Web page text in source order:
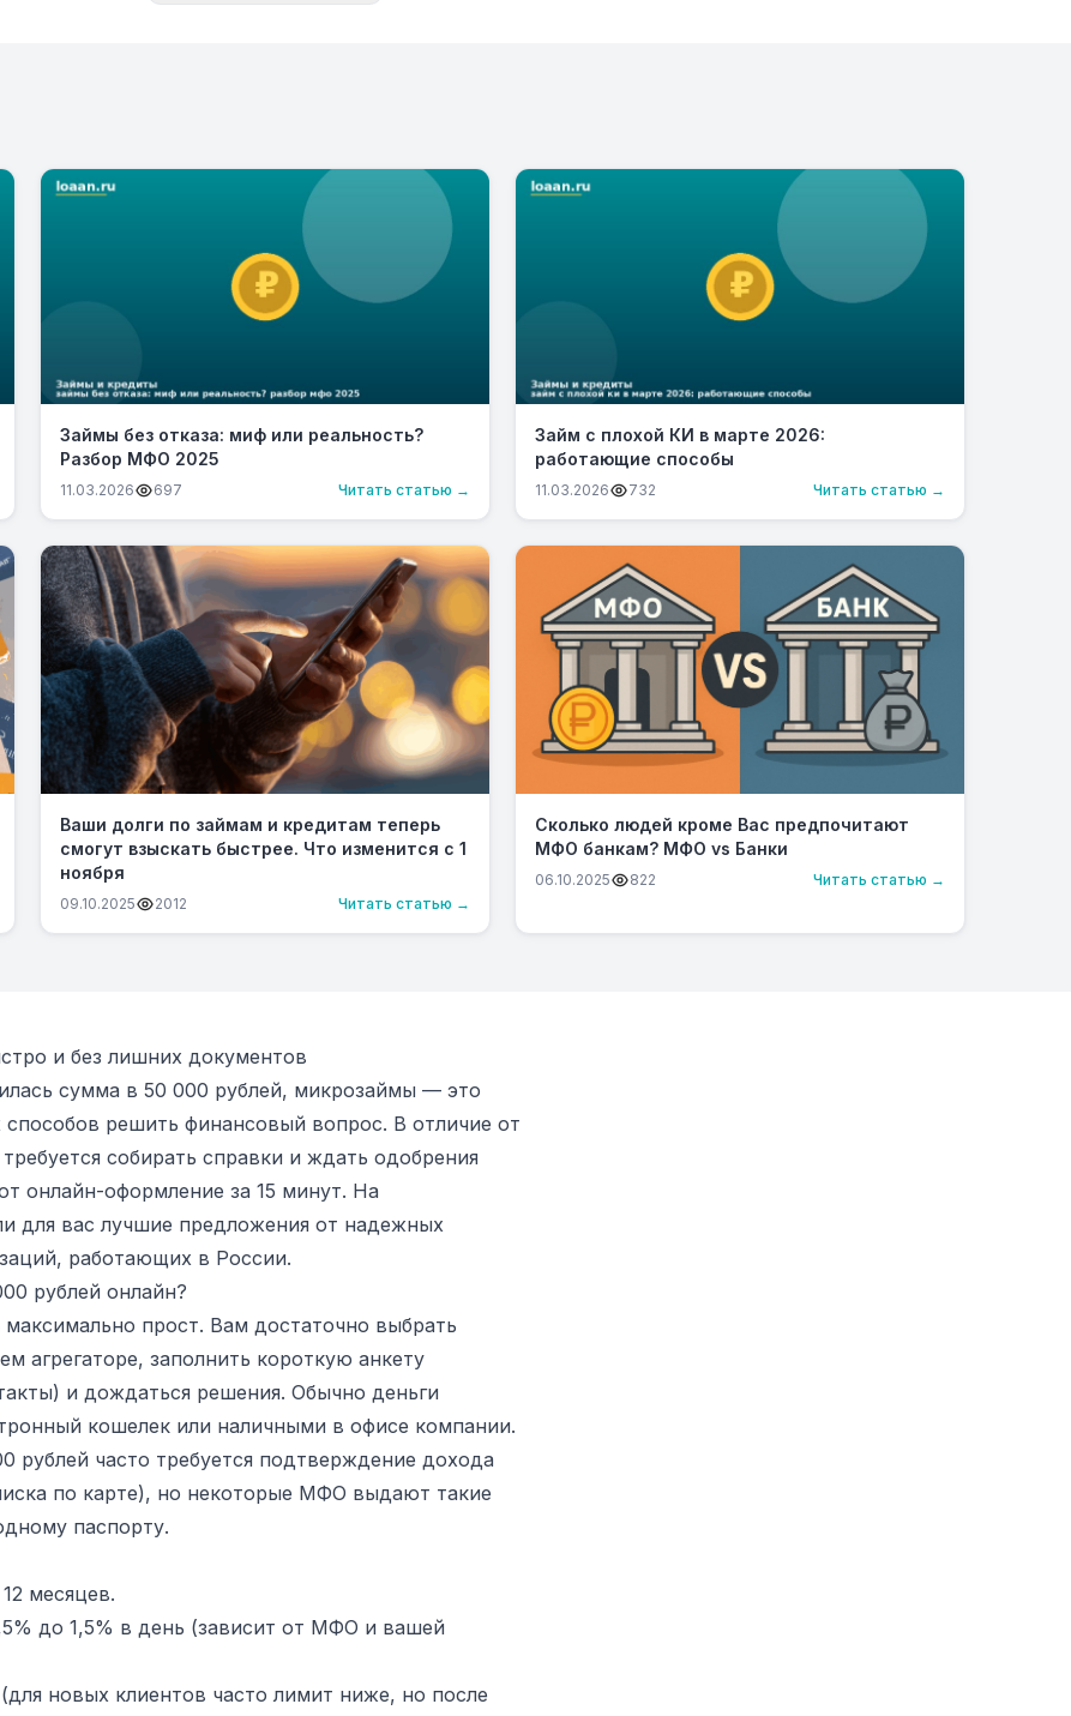
Займы без отказа: миф или реальность?
Разбор МФО 2025
11.03.2026 697 Читать статью →
Займ с плохой КИ в марте 2026:
работающие способы
11.03.2026 732 Читать статью →
Ваши долги по займам и кредитам теперь
смогут взыскать быстрее. Что изменится с 1
ноября
09.10.2025 2012 Читать статью →
Сколько людей кроме Вас предпочитают
МФО банкам? МФО vs Банки
06.10.2025 822 Читать статью →
и без лишних документов
сумма в 50 000 рублей, микрозаймы — это
решить финансовый вопрос. В отличие от
собирать справки и ждать одобрения
онлайн-оформление за 15 минут. На
для вас лучшие предложения от надежных
работающих в России.
рублей онлайн?
прост. Вам достаточно выбрать
заполнить короткую анкету
и дождаться решения. Обычно деньги
кошелек или наличными в офисе компании.
рублей часто требуется подтверждение дохода
по карте), но некоторые МФО выдают такие
паспорту.
месяцев.
до 1,5% в день (зависит от МФО и вашей
новых клиентов часто лимит ниже, но после